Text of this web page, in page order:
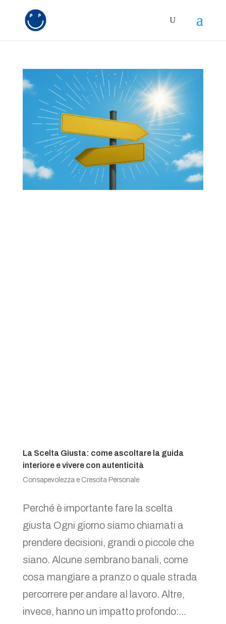
La Scelta Giusta: come ascoltare la guida
interiore e vivere con autenticità
Consapevolezza e Crescita Personale
Perché è importante fare la scelta
giusta Ogni giorno siamo chiamati a
prendere decisioni, grandi o piccole che
siano. Alcune sembrano banali, come
cosa mangiare a pranzo o quale strada
percorrere per andare al lavoro. Altre,
invece, hanno un impatto profondo:...